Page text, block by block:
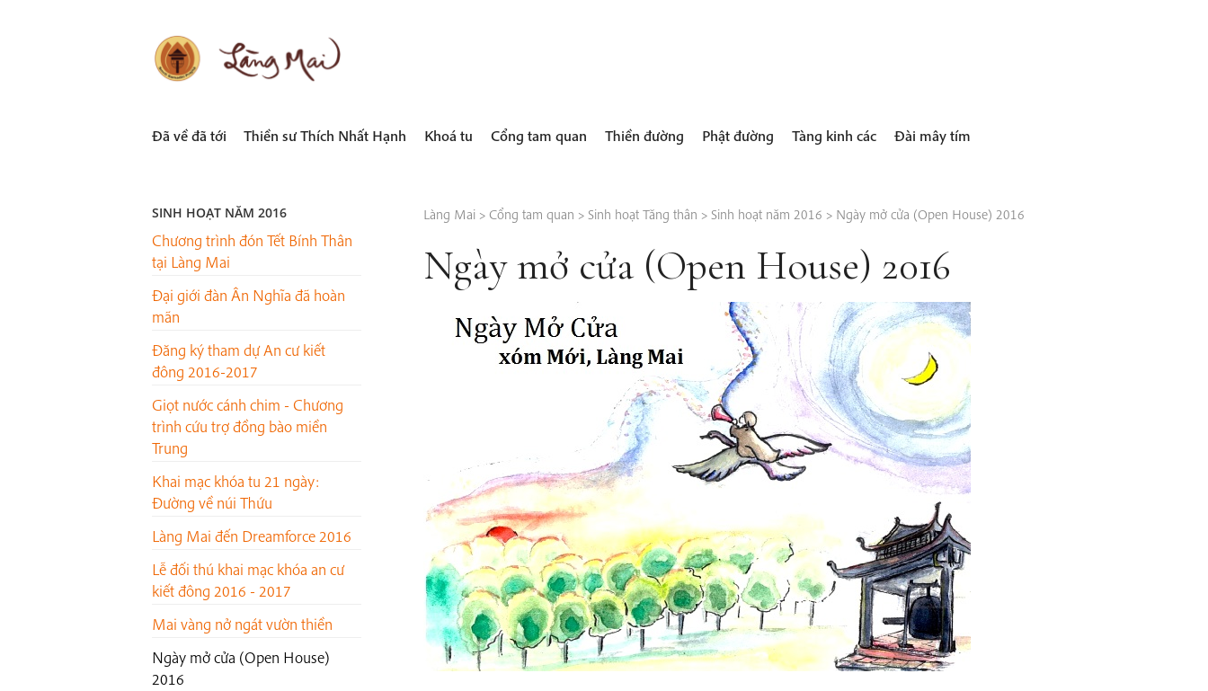
LÀNG MAI
Đã về đã tới Thiền sư Thích Nhất Hạnh Khoá tu Cổng tam quan Thiền đường Phật đường Tàng kinh các Đài mây tím
SINH HOẠT NĂM 2016
Chương trình đón Tết Bính Thân
tại Làng Mai
Đại giới đàn Ân Nghĩa đã hoàn
mãn
Đăng ký tham dự An cư kiết
đông 2016-2017
Giọt nước cánh chim - Chương
trình cứu trợ đồng bào miền
Trung
Khai mạc khóa tu 21 ngày:
Đường về núi Thứu
Làng Mai đến Dreamforce 2016
Lễ đối thú khai mạc khóa an cư
kiết đông 2016 - 2017
Mai vàng nở ngát vườn thiền
Ngày mở cửa (Open House)
2016
Làng Mai> Cổng tam quan > Sinh hoạt Tăng thân > Sinh hoạt năm 2016 > Ngày mở cửa (Open House) 2016
Ngày mở cửa (Open House) 2016